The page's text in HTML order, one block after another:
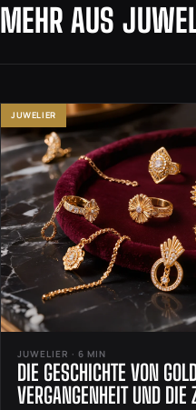
MEHR AUS
JUWELIER
JUWELIER · 6 MIN
DIE GESCHICHTE VON
VERGANGENHEIT UND DIE